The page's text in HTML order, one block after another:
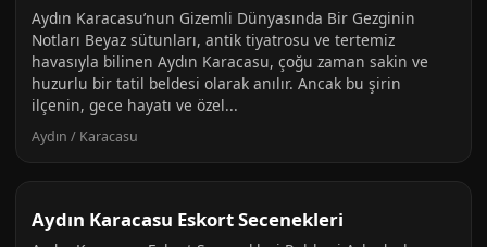
Aydın Karacasu’nun Gizemli Dünyasında Bir Gezginin
Notları Beyaz sütunları, antik tiyatrosu ve tertemiz
havasıyla bilinen Aydın Karacasu, çoğu zaman sakin ve
huzurlu bir tatil beldesi olarak anılır. Ancak bu şirin
ilçenin, gece hayatı ve özel...
Aydın / Karacasu
Aydın Karacasu Eskort Secenekleri